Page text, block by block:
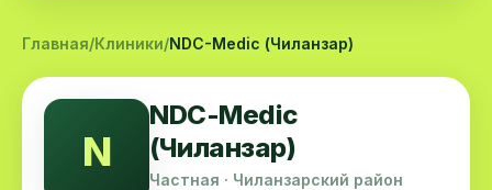
Главная/Клиники/NDC-Medic (Чиланзар)
N
NDC-Medic
(Чиланзар)
Частная · Чиланзарский район